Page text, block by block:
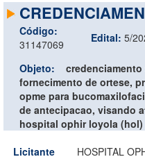
Código:
31147069
Edital: 5/
Objeto:
fornecimento de ortese,
opme para
de antecipacao, visando
hospital ophir loyola (hol)
Licitante
HOSPITAL